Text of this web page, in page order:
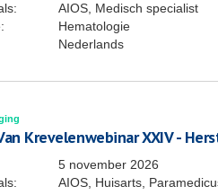
AIOS, Medisch specialist
Hematologie
Nederlands
Krevelenwebinar XXIV -
5 november 2026
AIOS, Huisarts,